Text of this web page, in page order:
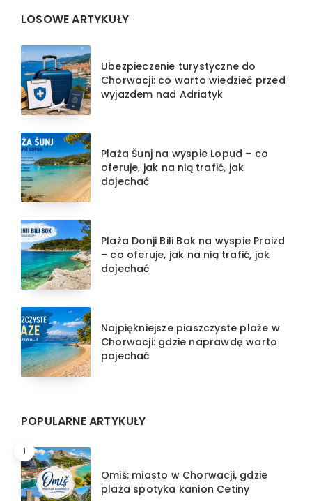
Widgets
LOSOWE ARTYKUŁY
Ubezpieczenie turystyczne do
Chorwacji: co warto wiedzieć przed
wyjazdem nad Adriatyk
Plaża Šunj na wyspie Lopud – co
oferuje, jak na nią trafić, jak
dojechać
Plaża Donji Bili Bok na wyspie Proizd
– co oferuje, jak na nią trafić, jak
dojechać
Najpiękniejsze piaszczyste plaże w
Chorwacji: gdzie naprawdę warto
pojechać
POPULARNE ARTYKUŁY
1
Omiš: miasto w Chorwacji, gdzie
plaża spotyka kanion Cetiny